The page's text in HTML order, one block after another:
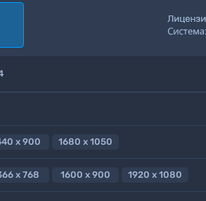
x 900 1680 x 1050
x 768 1600 x 900 1920 x 1080